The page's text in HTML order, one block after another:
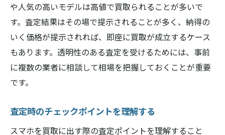
や人気の高いモデルは高値で買取られることが多いで
す。査定結果はその場で提示されることが多く、納得の
いく価格が提示されれば、即座に買取が成立するケース
もあります。透明性のある査定を受けるためには、事前
に複数の業者に相談して相場を把握しておくことが重要
です。
査定時のチェックポイントを理解する
スマホを買取に出す際の査定ポイントを理解すること